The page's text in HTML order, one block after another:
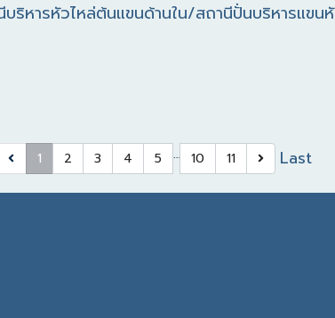
หารหัวไหล่ต้นแขนด้านใน/สถานีปั่นบริหารแขน
1 2 3 4 5 … 10 11 Last